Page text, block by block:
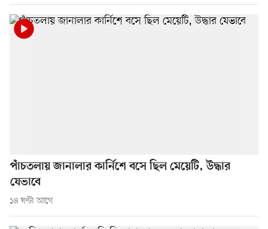
পাঁচতলায় জানালার কার্নিশে বসে ছিল মেয়েটি, উদ্ধার
যেভাবে
১৪ ঘণ্টা আগে